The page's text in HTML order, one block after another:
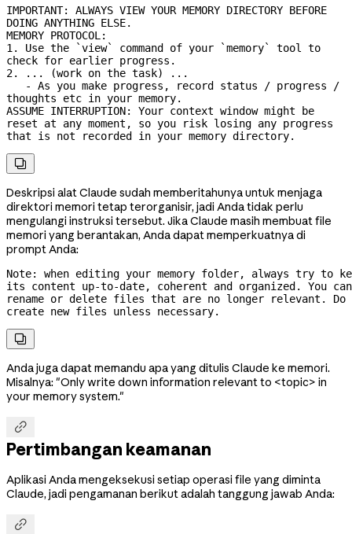
IMPORTANT: ALWAYS VIEW YOUR MEMORY DIRECTORY BEFORE
DOING ANYTHING ELSE.
MEMORY PROTOCOL:
1. Use the `view` command of your `memory` tool to
check for earlier progress.
2. ... (work on the task) ...
thoughts etc in your memory.
ASSUME INTERRUPTION: Your context window might be
reset at any moment, so you risk losing any progress
that is not recorded in your memory directory.

Deskripsi alat Claude sudah memberitahunya untuk menjaga
direktori memori tetap terorganisir, jadi Anda tidak perlu
mengulangi instruksi tersebut. Jika Claude masih membuat file
memori yang berantakan, Anda dapat memperkuatnya di
prompt Anda:
Note: when editing your memory folder, always try to
its content up-to-date,
coherent and organized. You can
rename or delete files that are no longer relevant. Do
create new files unless necessary.

Anda juga dapat memandu apa yang ditulis Claude ke memori.
Misalnya: "Only write down information relevant to <topic> in
your memory system."

Pertimbangan keamanan
Aplikasi Anda mengeksekusi setiap operasi file yang diminta
Claude, jadi pengamanan berikut adalah tanggung jawab Anda:
